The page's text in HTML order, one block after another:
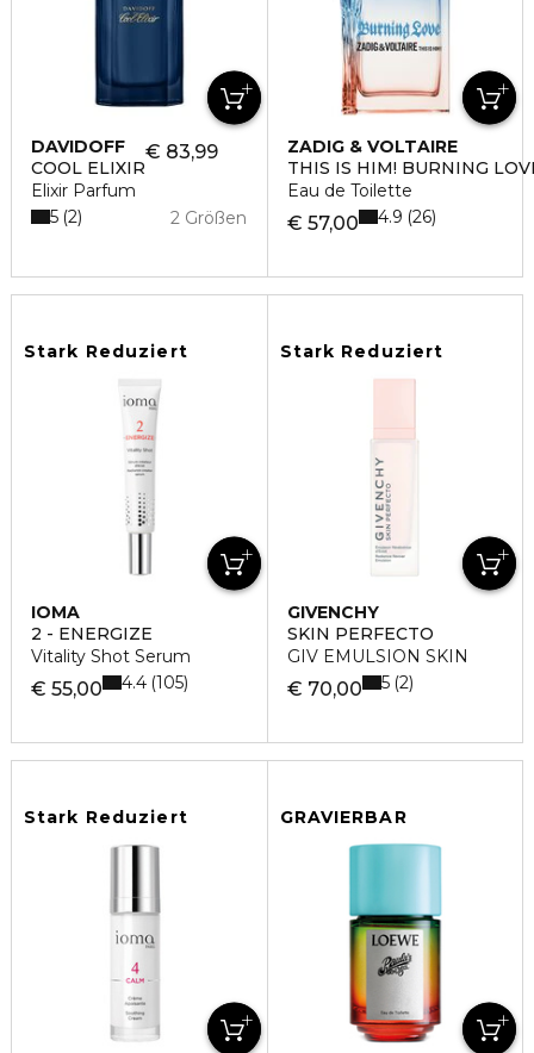
DAVIDOFF
COOL ELIXIR
Elixir Parfum
€ 83,99
2 Größen
5 2
ZADIG & VOLTAIRE
THIS IS HIM! BURNING
Eau de Toilette
€ 57,00 4.9 26
Stark Reduziert
IOMA
2 - ENERGIZE
Vitality Shot Serum
€ 55,00 4.4 105
Stark Reduziert
GIVENCHY
SKIN PERFECTO
GIV EMULSION SKIN
€ 70,00 5 2
Stark Reduziert GRAVIERBAR